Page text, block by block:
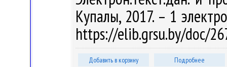
Купалы, 2017. – 1
https://elib.grsu.by/doc/
Добавить в корзину Подробнее